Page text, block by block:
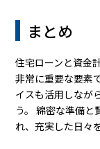
まとめ
住宅ローンと資金
非常に重要な要素
イスも活用しなが
う。 綿密な準備と
れ、充実した日々